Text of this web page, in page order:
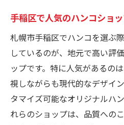
手稲区で人気のハンコショ
札幌市手稲区でハンコを選ぶ
しているのが、地元で高い評
ップです。特に人気があるの
視しながらも現代的なデザイ
タマイズ可能なオリジナルハ
れらのショップは、品質への